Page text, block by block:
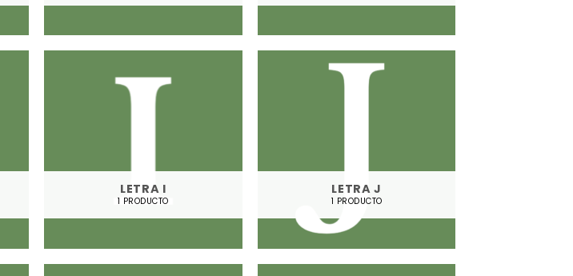
LETRA I
1 PRODUCTO
LETRA J
1 PRODUCTO